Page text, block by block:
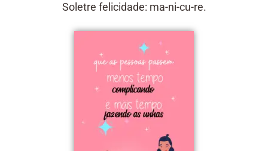
Soletre felicidade: ma-ni-cu-re.